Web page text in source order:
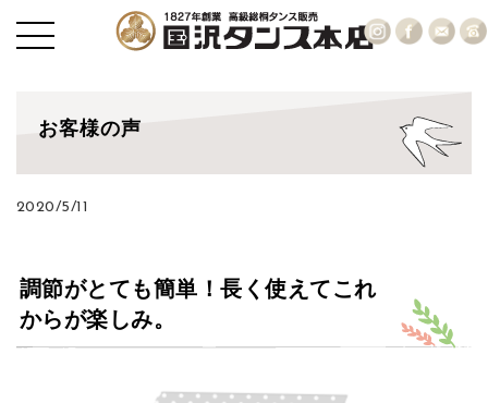
お客様の声
2020/5/11
調節がとても簡単！長く使えてこれ
からが楽しみ。